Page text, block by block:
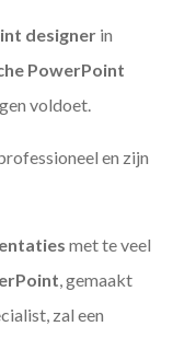
designer in
PowerPoint
voldoet.
en zijn
met te veel
, gemaakt
zal een